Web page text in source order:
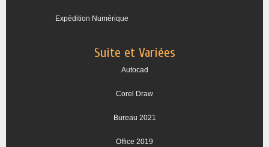
Expédition Numérique
Suite et Variées
Autocad
Corel Draw
Bureau 2021
Office 2019